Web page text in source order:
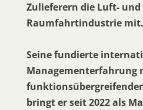
Zulieferern die Luft- und
Raumfahrtindustrie mit.
Seine fundierte
Managementerfahrung
bringt er seit 2022 als